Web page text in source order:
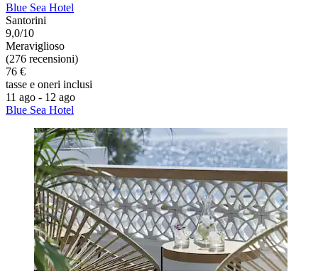
Blue Sea Hotel
Santorini
9,0/10
Meraviglioso
(276 recensioni)
76 €
tasse e oneri inclusi
11 ago - 12 ago
Blue Sea Hotel